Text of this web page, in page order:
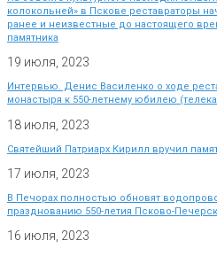
колокольней» в Пскове реставраторы
ранее и неизвестные до настоящего
памятника
19 июля, 2023
Интервью. Денис Василенко о ходе
монастыря к 550-летнему юбилею
18 июля, 2023
Святейший Патриарх Кирилл вручил
17 июля, 2023
В Печорах полностью обновят
празднованию 550-летия Псково-
16 июля, 2023